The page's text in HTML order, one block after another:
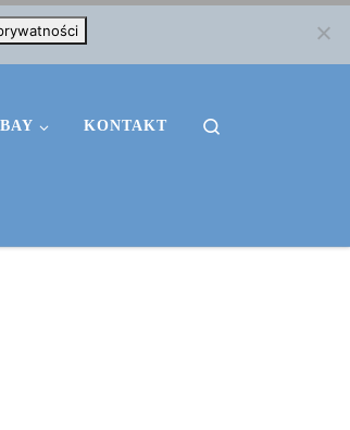
KONTAKT